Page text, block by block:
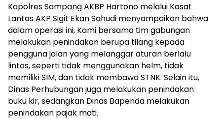
Kapolres Sampang AKBP Hartono melalui Kasat
Lantas AKP Sigit Ekan Sahudi menyampaikan bahwa
dalam operasi ini, Kami bersama tim gabungan
melakukan penindakan berupa tilang kepada
pengguna jalan yang melanggar aturan berlalu
lintas, seperti tidak menggunakan helm, tidak
memiliki SIM, dan tidak membawa STNK. Selain itu,
Dinas Perhubungan juga melakukan penindakan
buku kir, sedangkan Dinas Bapenda melakukan
penindakan pajak mati.